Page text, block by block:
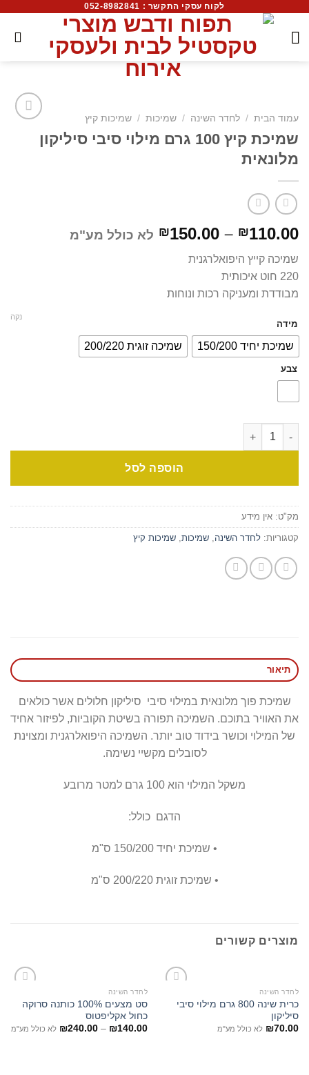
לקוח עסקי התקשר : 052-8982841
עמוד הבית / לחדר השינה / שמיכות / שמיכות קיץ
שמיכת קיץ 100 גרם מילוי סיבי סיליקון
מלונאית
₪110.00
–
₪150.00 לא כולל מע"מ
שמיכה קייץ היפואלרגנית
220 חוט איכותית
מבודדת ומעניקה רכות ונוחות
מידה
שמיכת יחיד 150/200 שמיכה זוגית 200/220
צבע
נקה
הוספה לסל
מק"ט: אין מידע
קטגוריות: לחדר השינה שמיכות שמיכות קיץ
תיאור
שמיכת פוך מלונאית במילוי סיבי סיליקון חלולים אשר כולאים
את האוויר בתוכם. השמיכה תפורה בשיטת הקוביות, לפיזור אחיד
של המילוי וכושר בידוד טוב יותר. השמיכה היפואלרגנית ומצוינת
לסובלים מקשיי נשימה.
משקל המילוי הוא 100 גרם למטר מרובע
הדגם כולל:
• שמיכת יחיד 150/200 ס"מ
• שמיכת זוגית 200/220 ס"מ
מוצרים קשורים
לחדר השינה
כרית שינה 800 גרם מילוי סיבי
סיליקון
₪70.00 לא כולל מע"מ
לחדר השינה
סט מצעים 100% כותנה סרוקה
כחול אקליפטוס
₪140.00
–
₪240.00 לא כולל מע"מ